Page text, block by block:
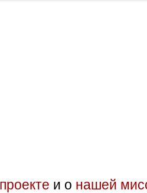
и о нашей